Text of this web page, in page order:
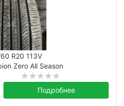
R20 113V
Zero All Season
Подробнее